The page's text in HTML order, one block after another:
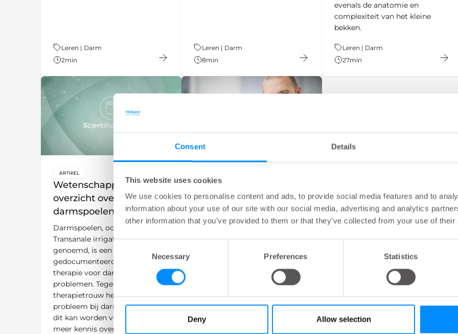
Consent Details
This website uses cookies
We use cookies to personalise content and ads, to provide social media features and to
information about your use of our site with our social media, advertising and analytics
other information that you’ve provided to them or that they’ve collected from your use of
Necessary Preferences Statistics
Deny Allow selection
Thema:
Leren | Darm
2min
Thema:
Leren | Darm
8min
evenals de anatomie en
complexiteit van het kleine
bekken.
Thema:
Leren | Darm
27min
Wetenschappelijk
overzicht over
darmspoelen
key:global.content-type:
ARTIKEL
Darmspoelen, ook wel
Transanale irrigatie (TAI)
genoemd, is een goed
gedocumenteerde en veilige
therapie voor darmgerelateerde
problemen. Tegenwoordig is
therapietrouw het grootste
probleem bij darmspoelen en
dit kan worden verbeterd door
meer kennis over welke patiënt
Patiëntselectie voor
darmspoelen
key:global.content-type:
begeleide training en follow-up
worden beschouwd als
langdurige therapietrouw voor
darmspoelen te bereiken.